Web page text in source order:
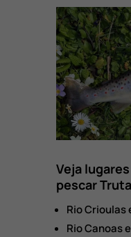
Veja
pescar
Rio Crioulas
Rio Canoas